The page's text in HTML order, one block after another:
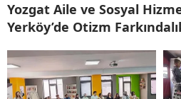
Yozgat Aile ve Sosyal
Yerköy’de Otizm